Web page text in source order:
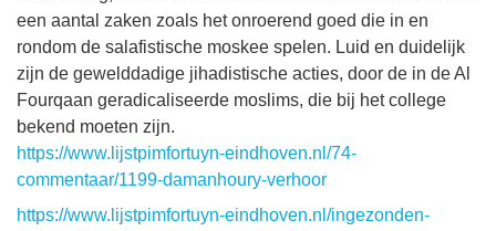
een aantal zaken zoals het onroerend goed die in en
rondom de salafistische moskee spelen. Luid en duidelijk
zijn de gewelddadige jihadistische acties, door de in de Al
Fourqaan geradicaliseerde moslims, die bij het college
bekend moeten zijn.
https://www.lijstpimfortuyn-eindhoven.nl/74-
commentaar/1199-damanhoury-verhoor
https://www.lijstpimfortuyn-eindhoven.nl/ingezonden-